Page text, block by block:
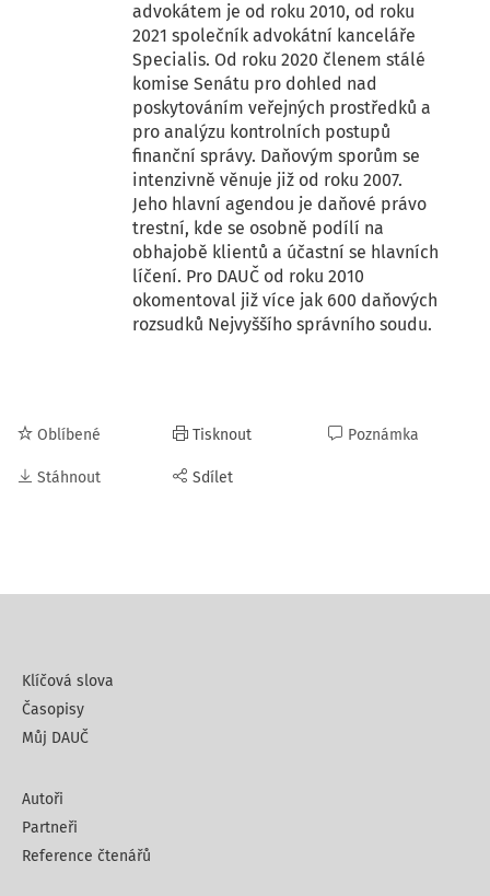
advokátem je od roku 2010, od roku
2021 společník advokátní kanceláře
Specialis. Od roku 2020 členem stálé
komise Senátu pro dohled nad
poskytováním veřejných prostředků a
pro analýzu kontrolních postupů
finanční správy. Daňovým sporům se
intenzivně věnuje již od roku 2007.
Jeho hlavní agendou je daňové právo
trestní, kde se osobně podílí na
obhajobě klientů a účastní se hlavních
líčení. Pro DAUČ od roku 2010
okomentoval již více jak 600 daňových
rozsudků Nejvyššího správního soudu.
Oblíbené
Stáhnout
Tisknout
Sdílet
Poznámka
Klíčová slova
Časopisy
Můj DAUČ
Autoři
Partneři
Reference čtenářů